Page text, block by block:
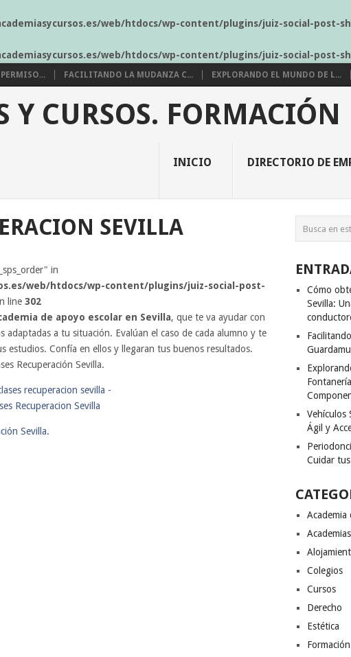
web/htdocs/wp-content/plugins/juiz-social-post-
web/htdocs/wp-content/plugins/juiz-social-post-
FACILITANDO LA MUDANZA C... EXPLORANDO EL MUNDO DE L...
Y CURSOS. FORMACIÓN
INICIO DIRECTORIO DE
SEVILLA
in
web/htdocs/wp-content/plugins/juiz-social-post-
line 302
de apoyo escolar en Sevilla, que te va ayudar con
adaptadas a tu situación. Evalúan el caso de cada alumno y te
estudios. Confía en ellos y llegaran tus buenos resultados.
Recuperación Sevilla.
Sevilla.
Cómo
Sevilla:
Vehículos
Ágil y
Cuidar
Academia
Academias
Colegios
Cursos
Derecho
Estética
Formación